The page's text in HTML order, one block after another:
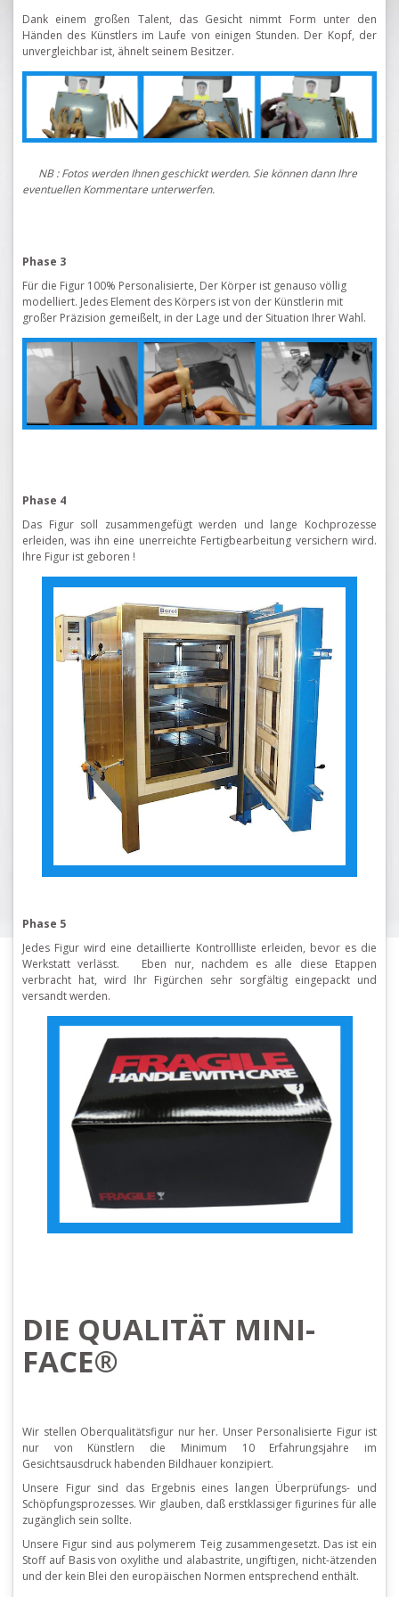
Dank einem großen Talent, das Gesicht nimmt Form unter den
Händen des Künstlers im Laufe von einigen Stunden. Der Kopf, der
unvergleichbar ist, ähnelt seinem Besitzer.
NB : Fotos werden Ihnen geschickt werden. Sie können dann Ihre
eventuellen Kommentare unterwerfen.
Phase 3
Für die Figur 100% Personalisierte, Der Körper ist genauso völlig
modelliert. Jedes Element des Körpers ist von der Künstlerin mit
großer Präzision gemeißelt, in der Lage und der Situation Ihrer Wahl.
Phase 4
Das Figur soll zusammengefügt werden und lange Kochprozesse
erleiden, was ihn eine unerreichte Fertigbearbeitung versichern wird.
Ihre Figur ist geboren !
Phase 5
Jedes Figur wird eine detaillierte Kontrollliste erleiden, bevor es die
Werkstatt verlässt. Eben nur, nachdem es alle diese Etappen
verbracht hat, wird Ihr Figürchen sehr sorgfältig eingepackt und
versandt werden.
DIE QUALITÄT MINI-
FACE®
Wir stellen Oberqualitätsfigur nur her. Unser Personalisierte Figur ist
nur von Künstlern die Minimum 10 Erfahrungsjahre im
Gesichtsausdruck habenden Bildhauer konzipiert.
Unsere Figur sind das Ergebnis eines langen Überprüfungs- und
Schöpfungsprozesses. Wir glauben, daß erstklassiger figurines für alle
zugänglich sein sollte.
Unsere Figur sind aus polymerem Teig zusammengesetzt. Das ist ein
Stoff auf Basis von oxylithe und alabastrite, ungiftigen, nicht-ätzenden
und der kein Blei den europäischen Normen entsprechend enthält.